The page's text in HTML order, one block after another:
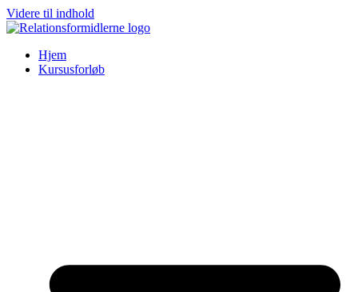
Videre til indhold
Hjem
Kursusforløb